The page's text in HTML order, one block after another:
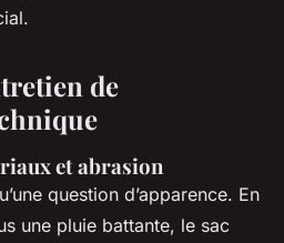
de
et abrasion
question d’apparence. En
une pluie battante, le sac